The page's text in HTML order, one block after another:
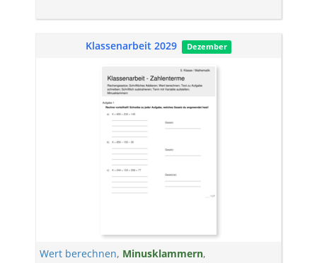
Klassenarbeit 2029 Dezember
Wert berechnen, Minusklammern,